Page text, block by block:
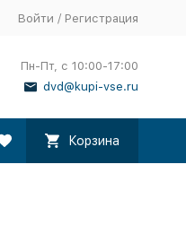
Войти / Регистрация
Пн-Пт, с 10:00-17:00
dvd@kupi-vse.ru
Корзина